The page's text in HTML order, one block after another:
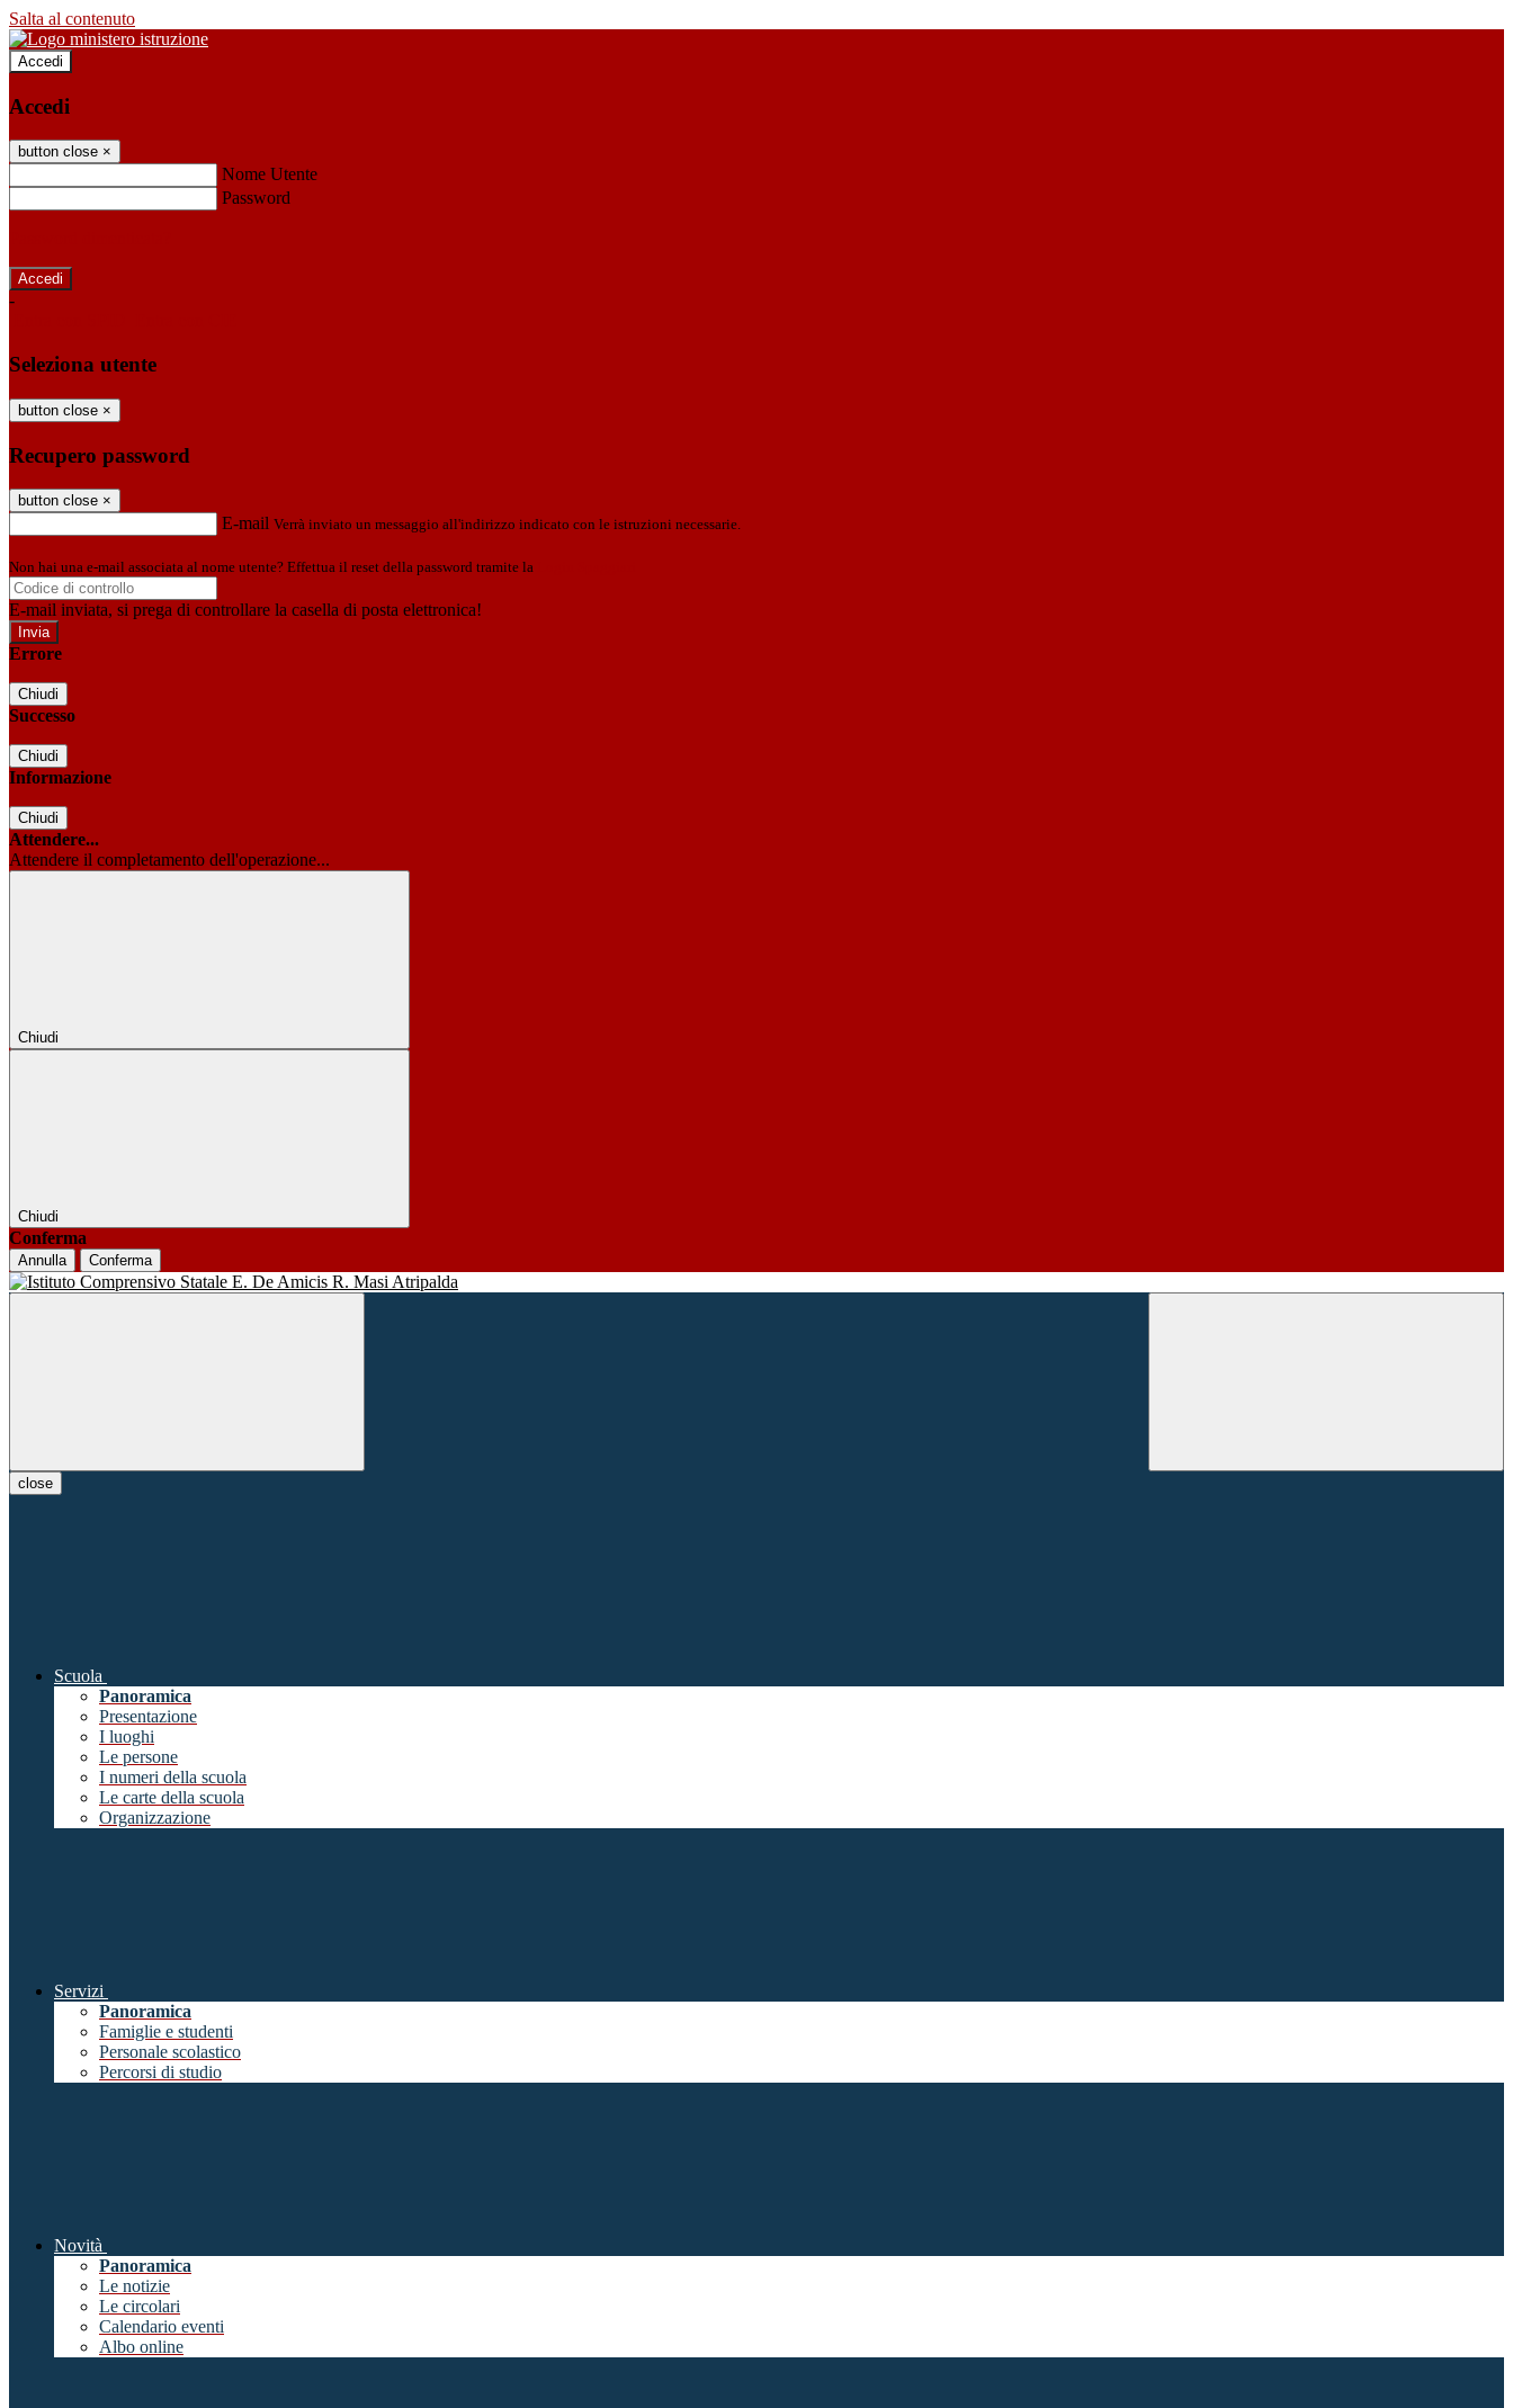
Salta al contenuto
Accedi
Accedi
button close ×
Nome Utente
Password
-
Seleziona utente
button close ×
Recupero password
button close ×
E-mail Verrà inviato un messaggio all'indirizzo indicato con le istruzioni necessarie.
Non hai una e-mail associata al nome utente? Effettua il reset della password tramite la
E-mail inviata, si prega di controllare la casella di posta elettronica!
Errore
Chiudi
Successo
Chiudi
Informazione
Chiudi
Attendere...
Attendere il completamento dell'operazione...
Chiudi
Chiudi
Conferma
Annulla Conferma
close
Scuola
Panoramica
Presentazione
I luoghi
Le persone
I numeri della scuola
Le carte della scuola
Organizzazione
Servizi
Panoramica
Famiglie e studenti
Personale scolastico
Percorsi di studio
Novità
Panoramica
Le notizie
Le circolari
Calendario eventi
Albo online